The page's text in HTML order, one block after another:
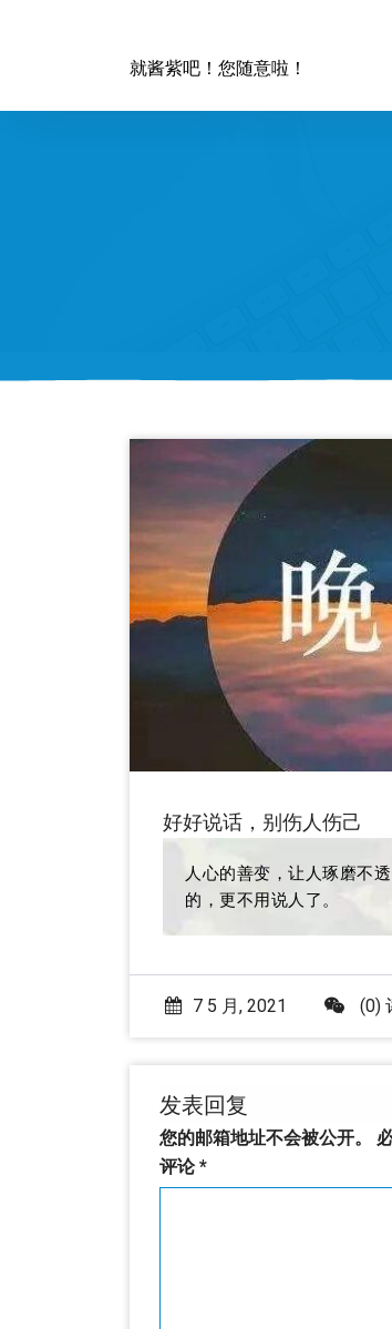
就酱紫吧！您随意啦！
好好说话，别伤人伤己
人心的善变，让人琢磨不
的，更不用说人了。
7 5 月, 2021 (0)
发表回复
您的邮箱地址不会被公开。
评论*